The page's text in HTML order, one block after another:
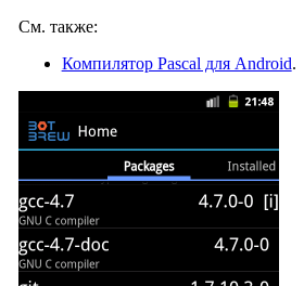
См. также:
Компилятор Pascal для Android.